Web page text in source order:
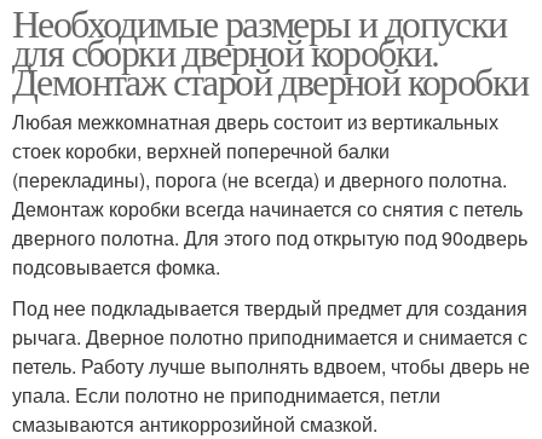
Необходимые размеры и допуски
для сборки дверной коробки.
Демонтаж старой дверной коробки
Любая межкомнатная дверь состоит из вертикальных
стоек коробки, верхней поперечной балки
(перекладины), порога (не всегда) и дверного полотна.
Демонтаж коробки всегда начинается со снятия с петель
дверного полотна. Для этого под открытую под 90oдверь
подсовывается фомка.
Под нее подкладывается твердый предмет для создания
рычага. Дверное полотно приподнимается и снимается с
петель. Работу лучше выполнять вдвоем, чтобы дверь не
упала. Если полотно не приподнимается, петли
смазываются антикоррозийной смазкой.